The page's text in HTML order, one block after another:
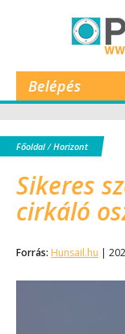
Belépés
Főoldal/Horizont
Sikeres
cirkáló
Forrás: Hunsail.hu |